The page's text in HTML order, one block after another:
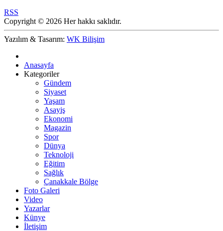
RSS
Copyright © 2026 Her hakkı saklıdır.
Yazılım & Tasarım: WK Bilişim
Anasayfa
Kategoriler
Gündem
Siyaset
Yaşam
Asayiş
Ekonomi
Magazin
Spor
Dünya
Teknoloji
Eğitim
Sağlık
Çanakkale Bölge
Foto Galeri
Video
Yazarlar
Künye
İletişim